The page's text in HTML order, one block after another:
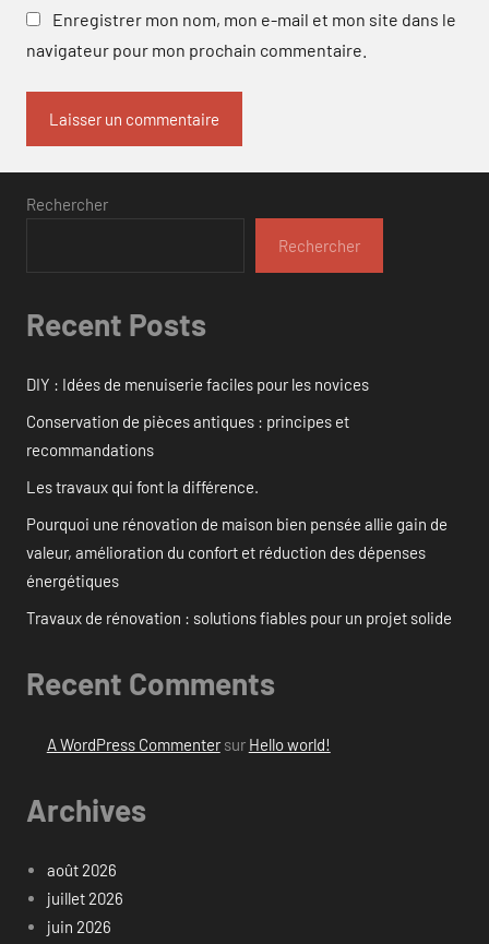
Enregistrer mon nom, mon e-mail et mon site dans le
navigateur pour mon prochain commentaire.
Rechercher
Rechercher
Recent Posts
DIY : Idées de menuiserie faciles pour les novices
Conservation de pièces antiques : principes et
recommandations
Les travaux qui font la différence.
Pourquoi une rénovation de maison bien pensée allie gain de
valeur, amélioration du confort et réduction des dépenses
énergétiques
Travaux de rénovation : solutions fiables pour un projet solide
Recent Comments
A WordPress Commentersur Hello world!
Archives
août 2026
juillet 2026
juin 2026